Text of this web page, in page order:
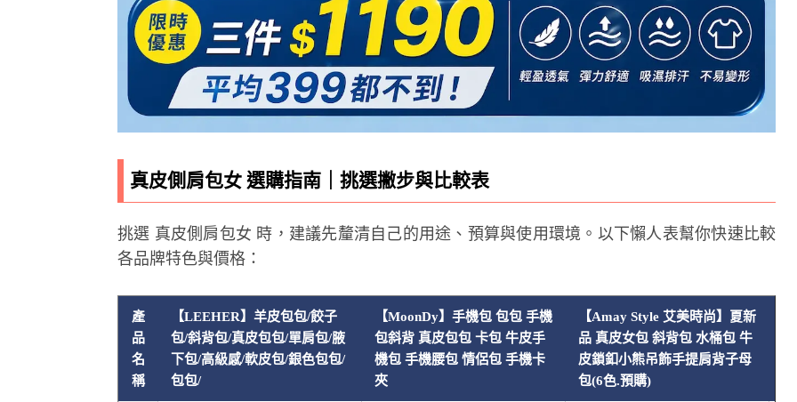
真皮側肩包女 選購指南｜挑選撇步與比較表
挑選 真皮側肩包女 時，建議先釐清自己的用途、預算與使用環境。以下懶人表幫你快速比較
各品牌特色與價格：
產
品
名
稱
【LEEHER】羊皮包包/餃子
包/斜背包/真皮包包/單肩包/腋
下包/高級感/軟皮包/銀色包包/
包包/
【MoonDy】手機包 包包 手機
包斜背 真皮包包 卡包 牛皮手
機包 手機腰包 情侶包 手機卡
夾
【Amay Style 艾美時尚】夏新
品 真皮女包 斜背包 水桶包 牛
皮鎖釦小熊吊飾手提肩背子母
包(6色.預購)